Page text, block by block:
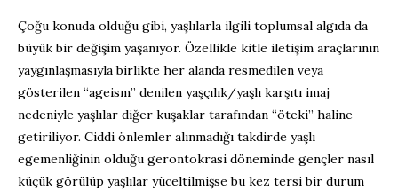
Çoğu konuda olduğu gibi, yaşlılarla ilgili toplumsal algıda da
büyük bir değişim yaşanıyor. Özellikle kitle iletişim araçlarının
yaygınlaşmasıyla birlikte her alanda resmedilen veya
gösterilen “ageism” denilen yaşçılık/yaşlı karşıtı imaj
nedeniyle yaşlılar diğer kuşaklar tarafından “öteki” haline
getiriliyor. Ciddi önlemler alınmadığı takdirde yaşlı
egemenliğinin olduğu gerontokrasi döneminde gençler nasıl
küçük görülüp yaşlılar yüceltilmişse bu kez tersi bir durum